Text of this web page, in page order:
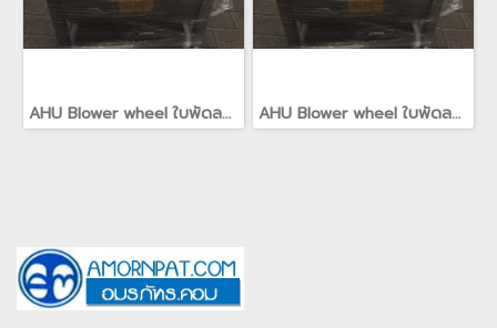
AHU Blower wheel ใบพัดลม คอยล์เย็น อะไหล่ สำหรับ เครื่องปรับอากาศ Carrier AHU แคเรียร์(copy)(copy)(copy)(copy)(copy)(copy)(copy)(copy)(copy)(copy)(copy)(copy)(copy)(copy)(copy)(copy)(copy)(copy)(copy) AHU Blower wheel ใบพัดลม คอยล์เย็น อะไหล่ สำหรับ เครื่องปรับอากาศ Carrier AHU แคเรียร์(copy)(copy)(copy)(copy)(copy)(copy)(copy)(copy)(copy)(copy)(copy)(copy)(copy)(copy)(copy)(copy)(copy)(copy)(copy)(copy)